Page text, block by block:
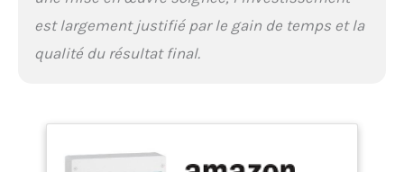
est largement justifié par le gain de temps et la
qualité du résultat final.